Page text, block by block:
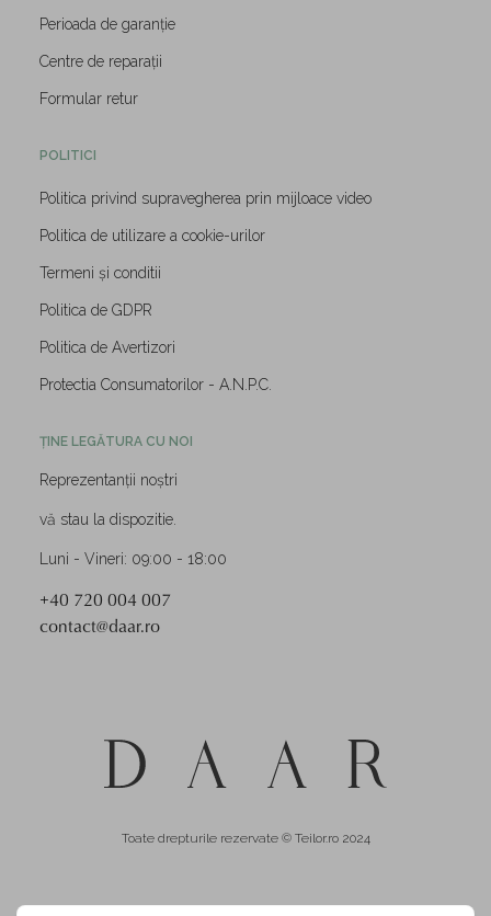
Perioada de garanție
Centre de reparații
Formular retur
POLITICI
Politica privind supravegherea prin mijloace video
Politica de utilizare a cookie-urilor
Termeni și conditii
Politica de GDPR
Politica de Avertizori
Protectia Consumatorilor - A.N.P.C.
ȚINE LEGĂTURA CU NOI
Reprezentanții noștri
vă stau la dispozitie.
Luni - Vineri: 09:00 - 18:00
+40 720 004 007
contact@daar.ro
Toate drepturile rezervate © Teilor.ro 2024